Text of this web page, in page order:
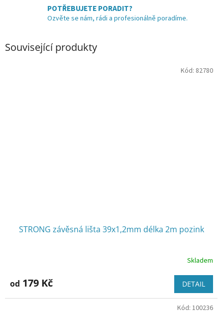
POTŘEBUJETE PORADIT?
Ozvěte se nám, rádi a profesionálně poradíme.
Související produkty
STRONG závěsná lišta 39x1,2mm délka 2m pozink
Skladem
od 179 Kč DETAIL
Kód: 82780
Kód: 100236